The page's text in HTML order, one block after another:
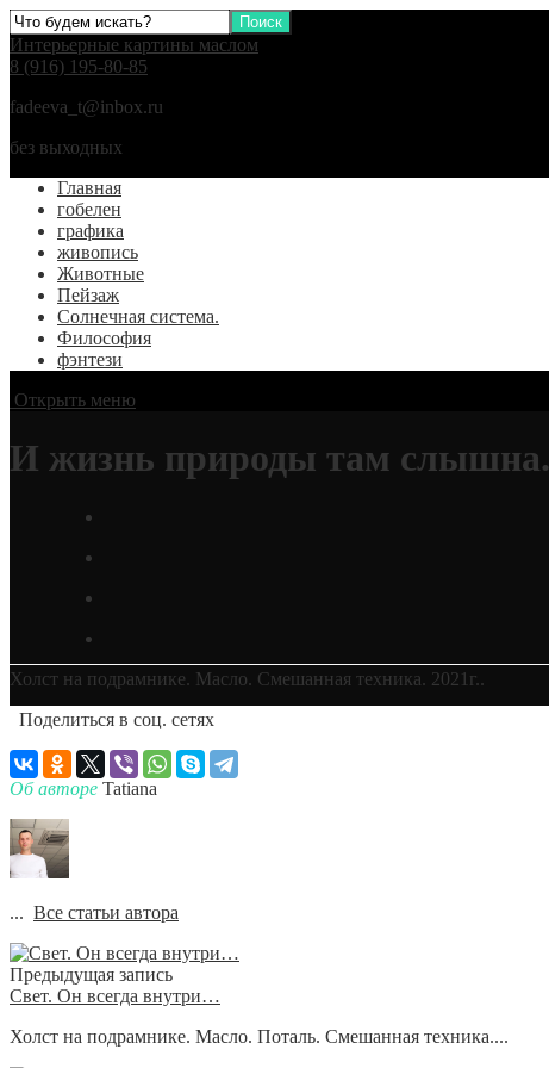
Интерьерные картины маслом
8 (916) 195-80-85
fadeeva_t@inbox.ru
без выходных
Главная
гобелен
графика
живопись
Животные
Пейзаж
Солнечная система.
Философия
фэнтези
Открыть меню
И жизнь природы там слышна.
Холст на подрамнике. Масло. Смешанная техника. 2021г..
Поделиться в соц. сетях
Об авторе Tatiana
... Все статьи автора
Предыдущая запись
Свет. Он всегда внутри…
Холст на подрамнике. Масло. Поталь. Смешанная техника....